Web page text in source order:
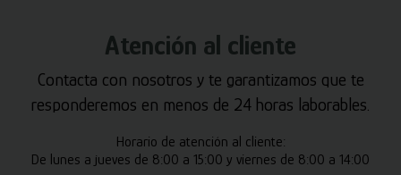
Atención al cliente
Contacta con nosotros y te garantizamos que te
responderemos en menos de 24 horas laborables.
Horario de atención al cliente:
De lunes a jueves de 8:00 a 15:00 y viernes de 8:00 a 14:00